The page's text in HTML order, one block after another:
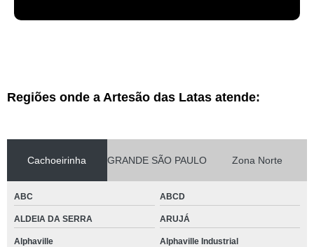
Regiões onde a Artesão das Latas atende:
Cachoeirinha GRANDE SÃO PAULO Zona Norte
ABC ABCD
ALDEIA DA SERRA ARUJÁ
Alphaville Alphaville Industrial